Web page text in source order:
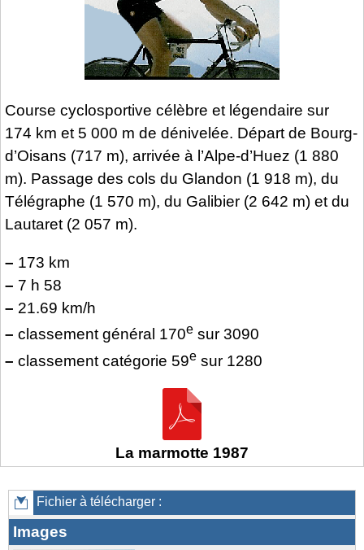
Course cyclosportive célèbre et légendaire sur
174 km et 5 000 m de dénivelée. Départ de Bourg-
d’Oisans (717 m), arrivée à l’Alpe-d’Huez (1 880
m). Passage des cols du Glandon (1 918 m), du
Télégraphe (1 570 m), du Galibier (2 642 m) et du
Lautaret (2 057 m).
– 173 km
– 7 h 58
– 21.69 km/h
– classement général 170e sur 3090
– classement catégorie 59e sur 1280
La marmotte 1987
Fichier à télécharger :
Images